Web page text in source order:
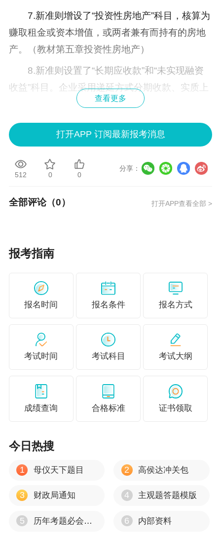
7.新准则增设了“投资性房地产”科目，核算为
赚取租金或资本增值，或两者兼有而持有的房地
产。（教材第五章投资性房地产）
8.新准则设置了“长期应收款”和“未实现融资
收益”科目。企业采用递延方式分期收款、实质上
具有融资性质的经营活动，已满足收入确认条件
的，应按应收合同或协议余款借记“长期应收款”科
目，按其公允价值贷记“主营业务收入”等科目，按
9.新准则设置了“长期股权投资”科目，但其核
11.新准则增设了“商誉”科目，从“无形资产”科
12.原制度要求采用纳税影响会计法进行所得
税会计处理的企业设置“递延税款”科目，而新准则
目，其核算方法与原制度相比有所变化。（教材
第五章所得税）
递延所得税负债=应纳税暂时性差异×税率
置了“交易性金融负债”科目。核算直接指定为以公
允价值计量且其变动计入当期损益的金融负债。
14.“应付工资”和“应付福利费”科目合并为“应
付职工薪酬”科目。
15.“应交税金”和“其他应交款”合并为“应交税
查看更多
打开APP 订阅最新报考消息
512 0 0
分享：
全部评论（0） 打开APP查看全部 >
报考指南
报名时间 报名条件 报名方式
考试时间 考试科目 考试大纲
成绩查询 合格标准 证书领取
今日热搜
1 母仪天下题目 2 高侯达冲关包
3 财政局通知 4 主观题答题模版
5 历年考题必会考点 6 内部资料